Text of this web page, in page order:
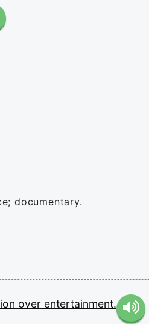
documentary.
over entertainment.